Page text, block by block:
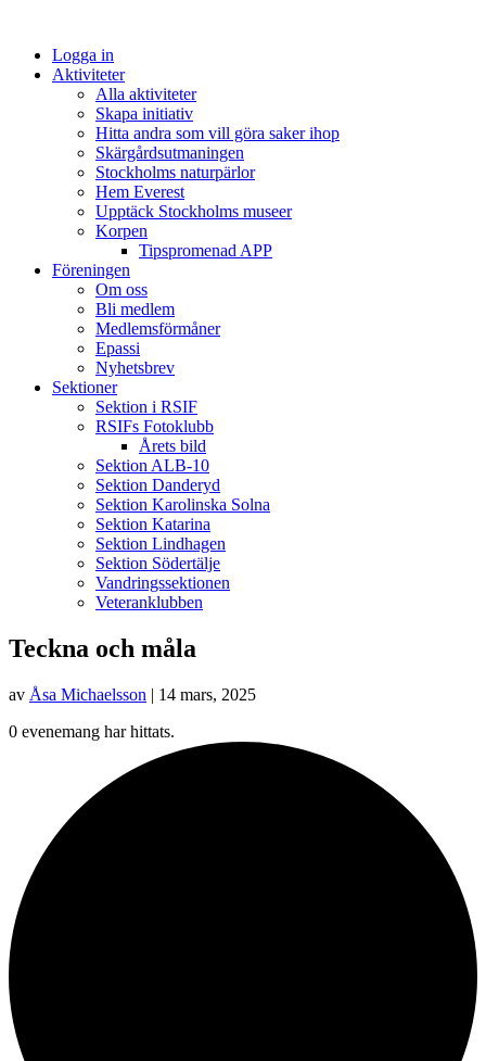
Logga in
Aktiviteter
Alla aktiviteter
Skapa initiativ
Hitta andra som vill göra saker ihop
Skärgårdsutmaningen
Stockholms naturpärlor
Hem Everest
Upptäck Stockholms museer
Korpen
Tipspromenad APP
Föreningen
Om oss
Bli medlem
Medlemsförmåner
Epassi
Nyhetsbrev
Sektioner
Sektion i RSIF
RSIFs Fotoklubb
Årets bild
Sektion ALB-10
Sektion Danderyd
Sektion Karolinska Solna
Sektion Katarina
Sektion Lindhagen
Sektion Södertälje
Vandringssektionen
Veteranklubben
Teckna och måla
av Åsa Michaelsson | 14 mars, 2025
0 evenemang har hittats.